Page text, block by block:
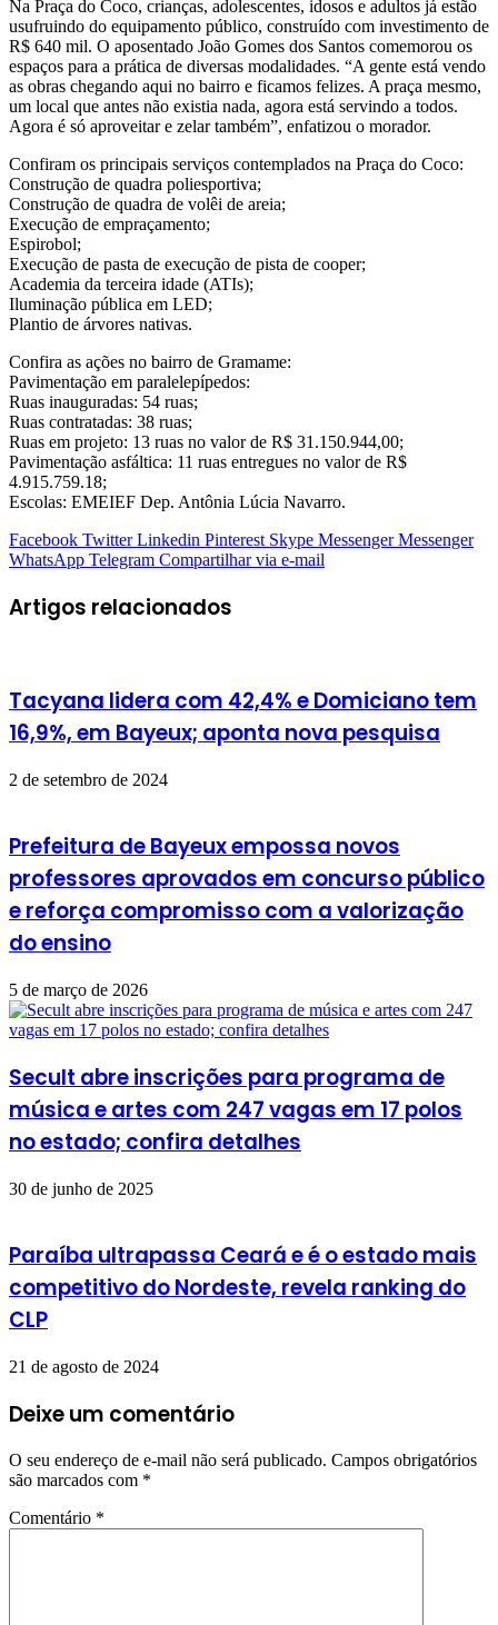
Na Praça do Coco, crianças, adolescentes, idosos e adultos já estão
usufruindo do equipamento público, construído com investimento de
R$ 640 mil. O aposentado João Gomes dos Santos comemorou os
espaços para a prática de diversas modalidades. “A gente está vendo
as obras chegando aqui no bairro e ficamos felizes. A praça mesmo,
um local que antes não existia nada, agora está servindo a todos.
Agora é só aproveitar e zelar também”, enfatizou o morador.
Confiram os principais serviços contemplados na Praça do Coco:
Construção de quadra poliesportiva;
Construção de quadra de volêi de areia;
Execução de empraçamento;
Espirobol;
Execução de pasta de execução de pista de cooper;
Academia da terceira idade (ATIs);
Iluminação pública em LED;
Plantio de árvores nativas.
Confira as ações no bairro de Gramame:
Pavimentação em paralelepípedos:
Ruas inauguradas: 54 ruas;
Ruas contratadas: 38 ruas;
Ruas em projeto: 13 ruas no valor de R$ 31.150.944,00;
Pavimentação asfáltica: 11 ruas entregues no valor de R$
4.915.759.18;
Escolas: EMEIEF Dep. Antônia Lúcia Navarro.
Facebook Twitter Linkedin Pinterest Skype Messenger Messenger
WhatsApp Telegram Compartilhar via e-mail
Artigos relacionados
Tacyana lidera com 42,4% e Domiciano tem
16,9%, em Bayeux; aponta nova pesquisa
2 de setembro de 2024
Prefeitura de Bayeux empossa novos
professores aprovados em concurso público
e reforça compromisso com a valorização
do ensino
5 de março de 2026
Secult abre inscrições para programa de
música e artes com 247 vagas em 17 polos
no estado; confira detalhes
30 de junho de 2025
Paraíba ultrapassa Ceará e é o estado mais
competitivo do Nordeste, revela ranking do
CLP
21 de agosto de 2024
Deixe um comentário
O seu endereço de e-mail não será publicado. Campos obrigatórios
são marcados com *
Comentário *